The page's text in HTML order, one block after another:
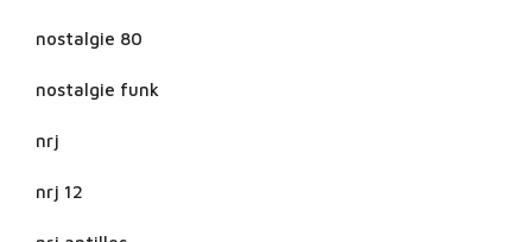
nostalgie 80
nostalgie funk
nrj
nrj 12